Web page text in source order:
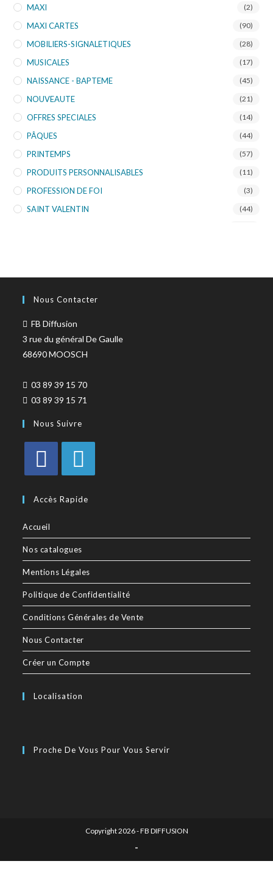
MAXI (2)
MAXI CARTES (90)
MOBILIERS-SIGNALETIQUES (28)
MUSICALES (17)
NAISSANCE - BAPTEME (45)
NOUVEAUTE (21)
OFFRES SPECIALES (14)
PÂQUES (44)
PRINTEMPS (57)
PRODUITS PERSONNALISABLES (11)
PROFESSION DE FOI (3)
SAINT VALENTIN (44)
Nous Contacter
FB Diffusion
3 rue du général De Gaulle
68690 MOOSCH
03 89 39 15 70
03 89 39 15 71
Nous Suivre
Accès Rapide
Accueil
Nos catalogues
Mentions Légales
Politique de Confidentialité
Conditions Générales de Vente
Nous Contacter
Créer un Compte
Localisation
Proche De Vous Pour Vous Servir
Copyright 2026 - FB DIFFUSION
-